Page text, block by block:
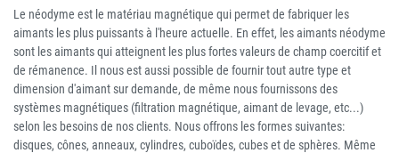
Le néodyme est le matériau magnétique qui permet de fabriquer les
aimants les plus puissants à l'heure actuelle. En effet, les aimants néodyme
sont les aimants qui atteignent les plus fortes valeurs de champ coercitif et
de rémanence. Il nous est aussi possible de fournir tout autre type et
dimension d'aimant sur demande, de même nous fournissons des
systèmes magnétiques (filtration magnétique, aimant de levage, etc...)
selon les besoins de nos clients. Nous offrons les formes suivantes:
disques, cônes, anneaux, cylindres, cuboïdes, cubes et de sphères. Même